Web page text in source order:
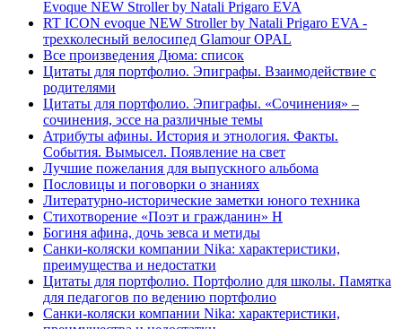
Evoque NEW Stroller by Natali Prigaro EVA
RT ICON evoque NEW Stroller by Natali Prigaro EVA -
трехколесный велосипед Glamour OPAL
Все произведения Дюма: список
Цитаты для портфолио. Эпиграфы. Взаимодействие с
родителями
Цитаты для портфолио. Эпиграфы. «Сочинения» –
сочинения, эссе на различные темы
Атрибуты афины. История и этнология. Факты.
События. Вымысел. Появление на свет
Лучшие пожелания для выпускного альбома
Пословицы и поговорки о знаниях
Литературно-исторические заметки юного техника
Стихотворение «Поэт и гражданин» Н
Богиня афина, дочь зевса и метиды
Санки-коляски компании Nika: характеристики,
преимущества и недостатки
Цитаты для портфолио. Портфолио для школы. Памятка
для педагогов по ведению портфолио
Санки-коляски компании Nika: характеристики,